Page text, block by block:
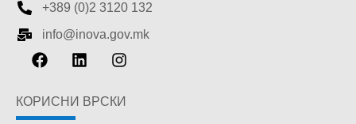
+389 (0)2 3120 132
info@inova.gov.mk
КОРИСНИ ВРСКИ